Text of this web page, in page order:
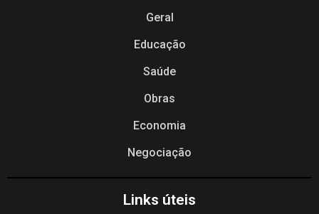
Geral
Educação
Saúde
Obras
Economia
Negociação
Links úteis